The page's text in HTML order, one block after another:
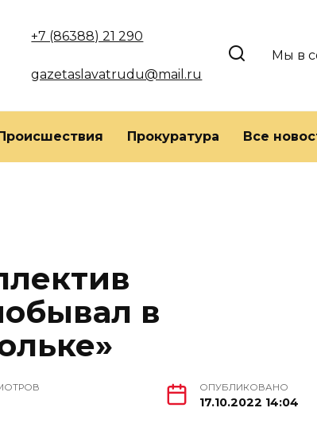
+7 (86388) 21 290
gazetaslavatrudu@mail.ru
Мы в
Прокуратура Все
в
ОПУБЛИКОВАНО
17.10.2022 14:04